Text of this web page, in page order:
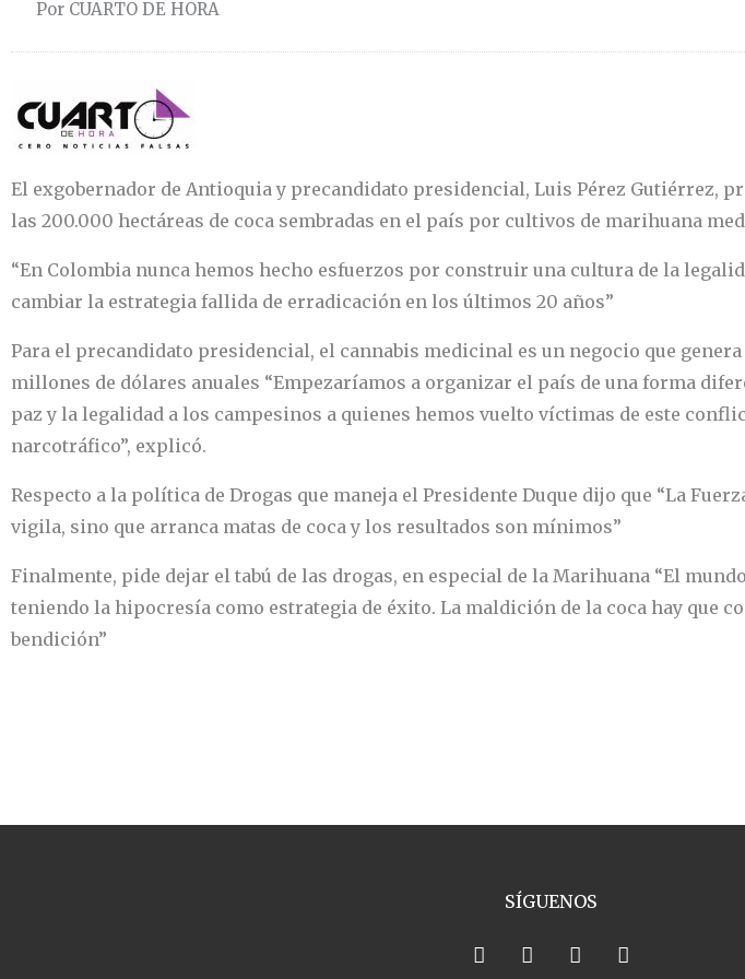
Por CUARTO DE HORA
El exgobernador de Antioquia y precandidato presidencial, Luis Pérez Gutiérrez,
las 200.000 hectáreas de coca sembradas en el país por cultivos de marihuana
“En Colombia nunca hemos hecho esfuerzos por construir una cultura de la
cambiar la estrategia fallida de erradicación en los últimos 20 años”
Para el precandidato presidencial, el cannabis medicinal es un negocio que genera
millones de dólares anuales “Empezaríamos a organizar el país de una forma
paz y la legalidad a los campesinos a quienes hemos vuelto víctimas de este
narcotráfico”, explicó.
Respecto a la política de Drogas que maneja el Presidente Duque dijo que “La
vigila, sino que arranca matas de coca y los resultados son mínimos”
Finalmente, pide dejar el tabú de las drogas, en especial de la Marihuana “El
teniendo la hipocresía como estrategia de éxito. La maldición de la coca hay que
bendición”
SÍGUENOS
F
a
X
-
I
n
Y
o